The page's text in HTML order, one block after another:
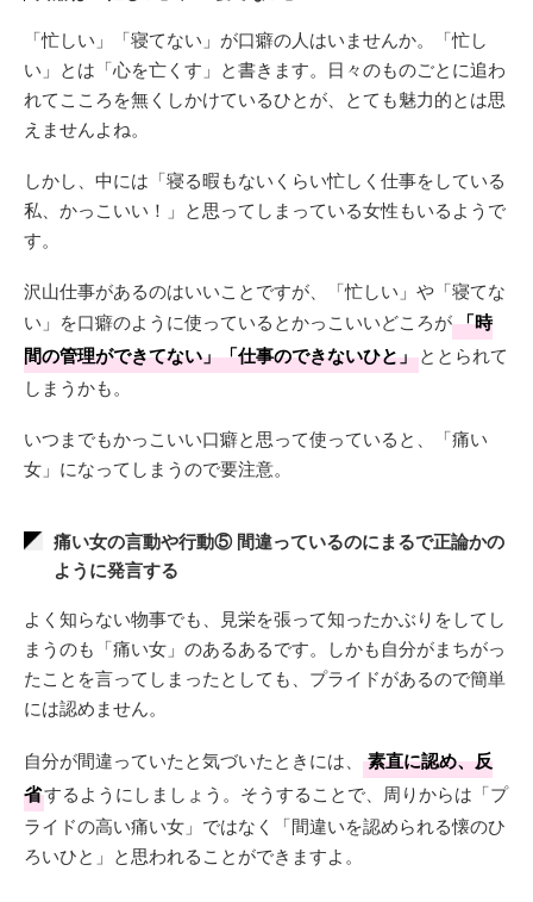
「忙しい」「寝てない」が口癖の人はいませんか。「忙し
い」とは「心を亡くす」と書きます。日々のものごとに追わ
れてこころを無くしかけているひとが、とても魅力的とは思
えませんよね。
しかし、中には「寝る暇もないくらい忙しく仕事をしている
私、かっこいい！」と思ってしまっている女性もいるようで
す。
沢山仕事があるのはいいことですが、「忙しい」や「寝てな
い」を口癖のように使っているとかっこいいどころが「時
間の管理ができてない」「仕事のできないひと」ととられて
しまうかも。
いつまでもかっこいい口癖と思って使っていると、「痛い
女」になってしまうので要注意。
痛い女の言動や行動⑤ 間違っているのにまるで正論かの
ように発言する
よく知らない物事でも、見栄を張って知ったかぶりをしてし
まうのも「痛い女」のあるあるです。しかも自分がまちがっ
たことを言ってしまったとしても、プライドがあるので簡単
には認めません。
自分が間違っていたと気づいたときには、
素直に認め、反
省するようにしましょう。そうすることで、周りからは「プ
ライドの高い痛い女」ではなく「間違いを認められる懐のひ
ろいひと」と思われることができますよ。